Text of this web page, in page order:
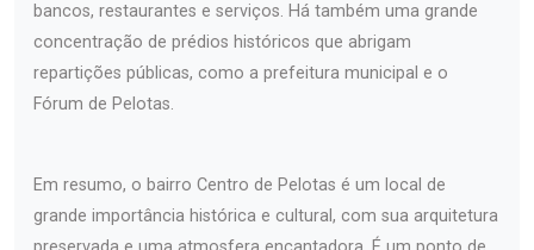
bancos, restaurantes e serviços. Há também uma grande
concentração de prédios históricos que abrigam
repartições públicas, como a prefeitura municipal e o
Fórum de Pelotas.
Em resumo, o bairro Centro de Pelotas é um local de
grande importância histórica e cultural, com sua arquitetura